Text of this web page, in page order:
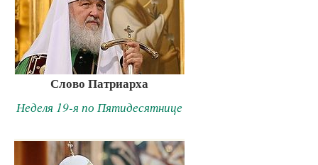
Слово Патриарха
Неделя 19-я по Пятидесятнице